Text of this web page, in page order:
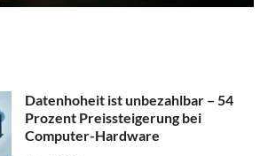
Datenhoheit ist unbezahlbar – 54
Prozent Preissteigerung bei
Computer-Hardware